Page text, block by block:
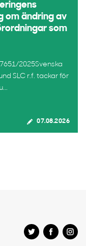
om ändring av
som
2025Svenska
SLC r.f. tackar för
07.08.2026